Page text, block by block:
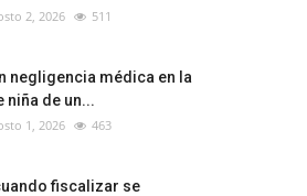
2, 2026 511
negligencia médica en la
niña de un...
1, 2026 463
fiscalizar se